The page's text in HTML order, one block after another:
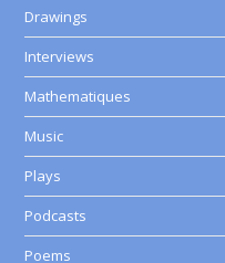
Drawings
Interviews
Mathematiques
Music
Plays
Podcasts
Poems